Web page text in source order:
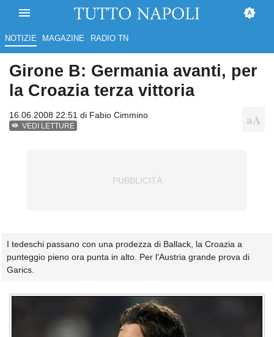
NOTIZIE MAGAZINE RADIO TN
Girone B: Germania avanti, per
la Croazia terza vittoria
16.06.2008 22:51 di Fabio Cimmino
VEDI LETTURE
I tedeschi passano con una prodezza di Ballack, la Croazia a
punteggio pieno ora punta in alto. Per l'Austria grande prova di
Garics.